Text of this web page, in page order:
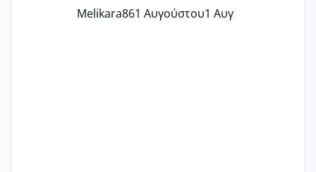
Melikara861 Αυγούστου1 Αυγ